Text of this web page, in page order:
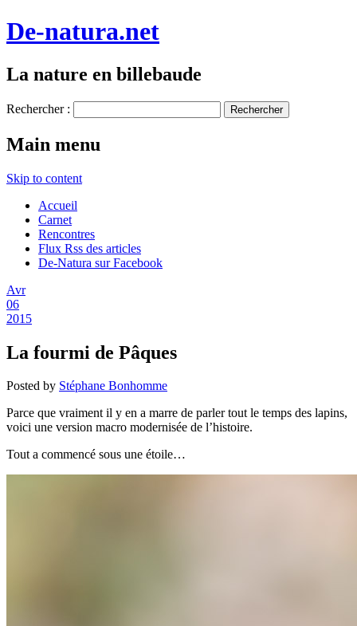
De-natura.net
La nature en billebaude
Rechercher :
Main menu
Skip to content
Accueil
Carnet
Rencontres
Flux Rss des articles
De-Natura sur Facebook
Avr
06
2015
La fourmi de Pâques
Posted by Stéphane Bonhomme
Parce que vraiment il y en a marre de parler tout le temps des lapins,
voici une version macro modernisée de l’histoire.
Tout a commencé sous une étoile…